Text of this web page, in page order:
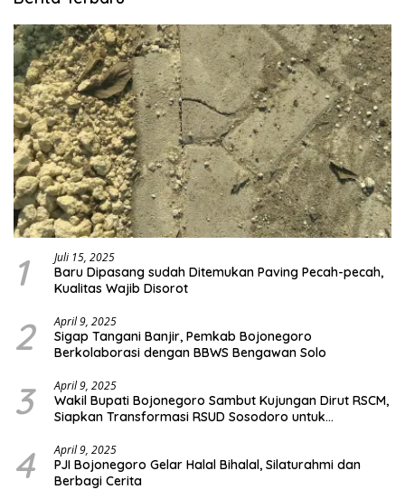
1 Juli 15, 2025
Baru Dipasang sudah Ditemukan Paving Pecah-pecah,
Kualitas Wajib Disorot
2 April 9, 2025
Sigap Tangani Banjir, Pemkab Bojonegoro
Berkolaborasi dengan BBWS Bengawan Solo
3 April 9, 2025
Wakil Bupati Bojonegoro Sambut Kujungan Dirut RSCM,
Siapkan Transformasi RSUD Sosodoro untuk
4 April 9, 2025
PJI Bojonegoro Gelar Halal Bihalal, Silaturahmi dan
Berbagi Cerita